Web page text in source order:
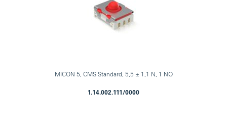
MICON 5, CMS Standard, 5,5 ± 1,1 N, 1 NO
1.14.002.111/0000